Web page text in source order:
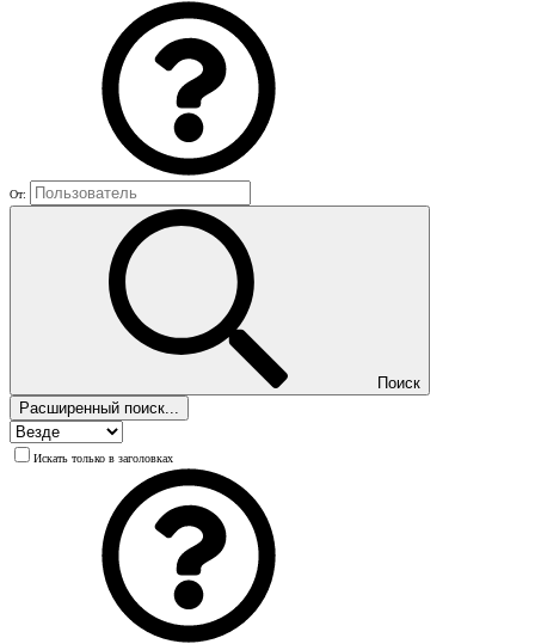
От:
Поиск
Расширенный поиск...
Искать только в заголовках